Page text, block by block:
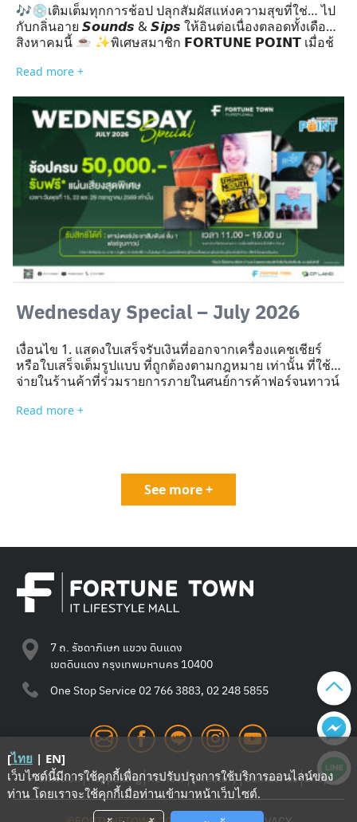
🎶💿เติมเต็มทุกการช้อป ปลุกสัมผัสแห่งความสุขที่ใช่… ไป
กับกลิ่นอาย 𝙎𝙤𝙪𝙣𝙙𝙨 & 𝙎𝙞𝙥𝙨 ให้อินต่อเนื่องตลอดทั้งเดือน
สิงหาคมนี้ ☕ ✨พิเศษสมาชิก 𝗙𝗢𝗥𝗧𝗨𝗡𝗘 𝗣𝗢𝗜𝗡𝗧 เมื่อช้
Exclusive ไปเลย! (ของมีจำนวนจำกัดน้า) ➡️ ช้อปครบ
Freshener(น้ำหอมติดรถยนต์ ดีไซน์เครื่องเล่นแผ่นเสียงสุด
คลู)*จำกัด 1 บัญชี / 1 สิทธิ์ , จำนวนจำกัด ➡️ช้อปครบ
20,000.-🥤📱#รับฟรี!* Magnetic Water Bottle 24
Oz(กระบอกน้ำ มีแม่เหล็กติดมือถือ 24 Oz)*จำกัด 1 บัญชี /
1 สิทธิ์ , จำนวนจำกัด (1 สิทธิ์ รวมใบเสร็จได้สูงสุด 5 ใบ […]
Read more +
Wednesday Special – July 2026
เงื่อนไข 1. แสดงใบเสร็จรับเงินที่ออกจากเครื่องแคชเชียร์
หรือใบเสร็จเต็มรูปแบบ ที่ถูกต้องตามกฎหมาย เท่านั้น ที่ใช้
จ่ายในร้านค้าที่ร่วมรายการภายในศูนย์การค้าฟอร์จูนทาวน์
เขียนมือ, สำเนาใบเสร็จ, ใบเสร็จ Copy, ใบเสร็จ Reprint, ใบ
เท่านั้น ไม่สามารถนำมารับสิทธิ์ย้อนหลังได้)​ 4.ใบเสร็จที่นำ
มาแลกของสมนาคุณอย่างใดอย่างหนึ่งแล้ว ไม่สามารถนำ
มาแลกของรางวัลในรายการอื่นได้อีก​ 5. สมาชิกฟอร์จูน
Read more +
See more +
7 ถ. รัชดาภิเษก แขวง ดินแดง
เขตดินแดง กรุงเทพมหานคร 10400
One Stop Service 02 766 3883, 02 248 5855
Promotion Happening Review Directory Contact Us Shop
[ไทย | EN]
เว็บไซต์นี้มีการใช้คุกกี้เพื่อการปรับปรุงการใช้บริการออนไลน์ของ
ท่าน โดยเราจะใช้คุกกี้เมื่อท่านเข้ามาหน้าเว็บไซต์.